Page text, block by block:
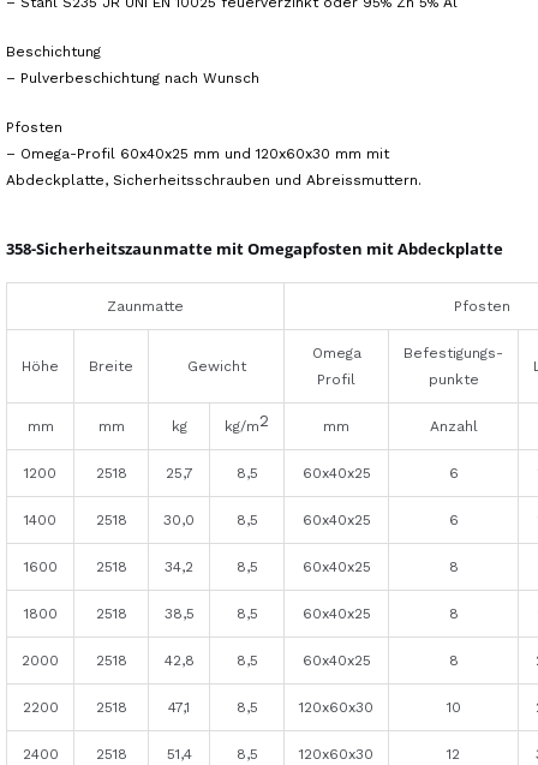
Beschichtung
– Pulverbeschichtung nach Wunsch
Pfosten
– Omega-Profil 60x40x25 mm und 120x60x30 mm mit
Abdeckplatte, Sicherheitsschrauben und Abreissmuttern.
358-Sicherheitszaunmatte mit Omegapfosten mit Abdeckplatte
Zaunmatte Pfosten
Höhe Breite Gewicht
Omega
Profil
Befestigungs-
punkte
mm mm kg kg/m2 mm Anzahl
1200 2518 25,7 8,5 60x40x25 6
1400 2518 30,0 8,5 60x40x25 6
1600 2518 34,2 8,5 60x40x25 8
1800 2518 38,5 8,5 60x40x25 8
2000 2518 42,8 8,5 60x40x25 8
2200 2518 47,1 8,5 120x60x30 10
2400 2518 51,4 8,5 120x60x30 12